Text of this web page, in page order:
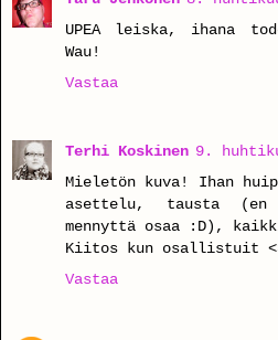
UPEA leiska, ihana
Wau!
Vastaa
Terhi Koskinen 9.
Mieletön kuva! Ihan
asettelu, tausta (en
mennyttä osaa :D),
Kiitos kun osallistuit
Vastaa